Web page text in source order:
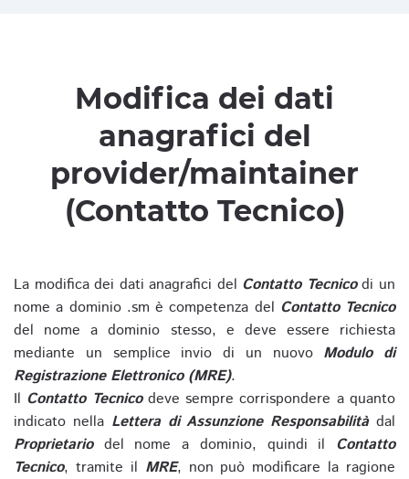
Modifica dei dati
anagrafici del
provider/maintainer
(Contatto Tecnico)
La modifica dei dati anagrafici del Contatto Tecnicodi un
nome a dominio .sm è competenza del Contatto Tecnico
del nome a dominio stesso, e deve essere richiesta
mediante un semplice invio di un nuovo Modulo di
Registrazione Elettronico (MRE).
Il Contatto Tecnicodeve sempre corrispondere a quanto
indicato nella Lettera di Assunzione Responsabilitàdal
Proprietariodel nome a dominio, quindi il Contatto
Tecnico, tramite il MRE, non può modificare la ragione